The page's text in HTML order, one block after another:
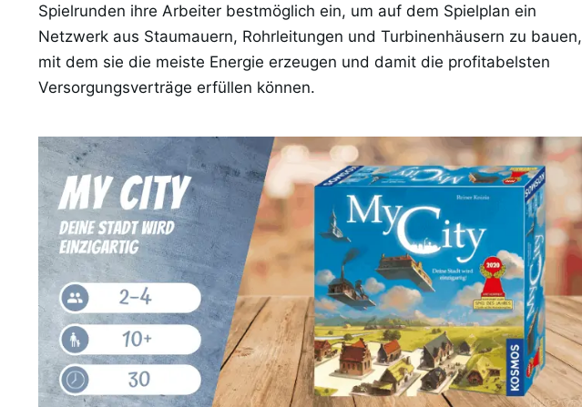
Spielrunden ihre Arbeiter bestmöglich ein, um auf dem Spielplan ein
Netzwerk aus Staumauern, Rohrleitungen und Turbinenhäusern zu bauen,
mit dem sie die meiste Energie erzeugen und damit die profitabelsten
Versorgungsverträge erfüllen können.